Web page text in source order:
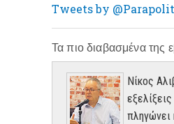
Tweets by
Τα πιο διαβασμένα της
Νίκος
πληγώνει